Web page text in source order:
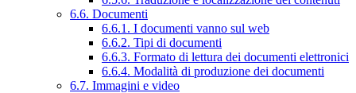
6.6. Documenti
6.6.1. I documenti vanno sul web
6.6.2. Tipi di documenti
6.6.3. Formato di lettura dei documenti elettronici
6.6.4. Modalità di produzione dei documenti
6.7. Immagini e video